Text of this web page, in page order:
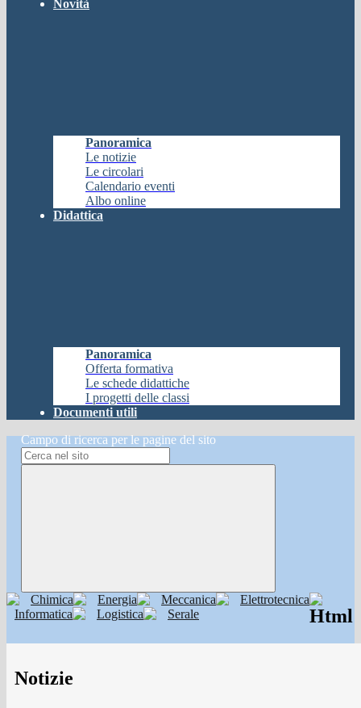
Novità
Panoramica
Le notizie
Le circolari
Calendario eventi
Albo online
Didattica
Panoramica
Offerta formativa
Le schede didattiche
I progetti delle classi
Documenti utili
Campo di ricerca per le pagine del sito
Chimica Energia Meccanica
Elettrotecnica
Informatica
Logistica Serale Html
Notizie